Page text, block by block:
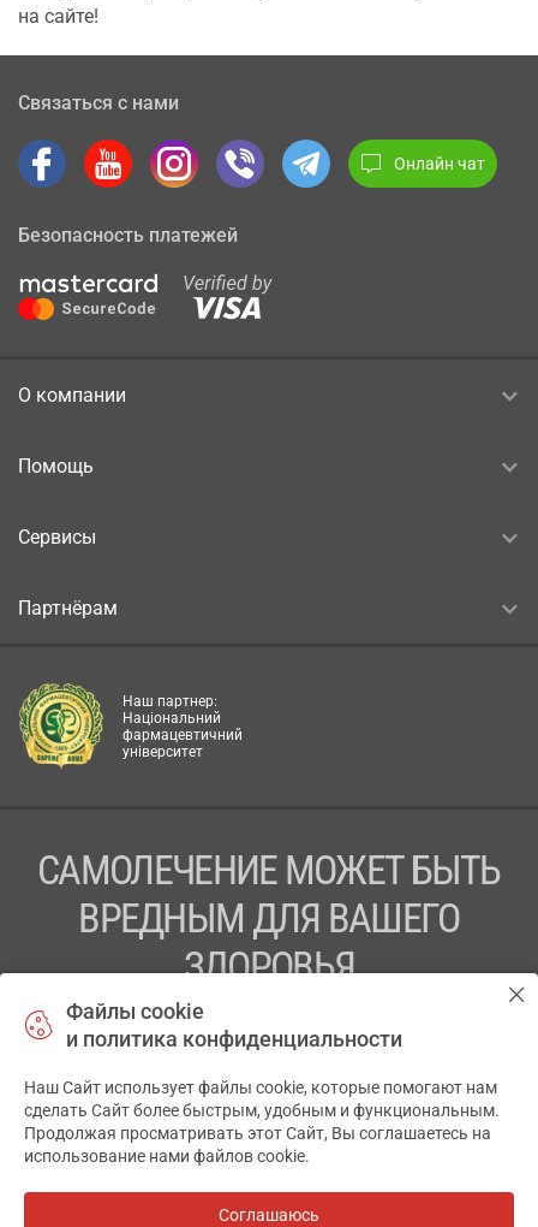
на сайте!
Связаться с нами
Онлайн чат
Безопасность платежей
О компании
Помощь
Сервисы
Партнёрам
Наш партнер:
Національний
фармацевтичний
університет
САМОЛЕЧЕНИЕ МОЖЕТ БЫТЬ
ВРЕДНЫМ ДЛЯ ВАШЕГО
ЗДОРОВЬЯ
ПЕРЕД ПРИМЕНЕНИЕМ ПРЕПАРАТА
ПРОКОНСУЛЬТИРУЙТЕСЬ С ВРАЧОМ
ТОВ «АПТЕКА 911.ЮА» Код ЄДРПОУ 43631965.
Отказ от ответственности
АПТЕКА911.ЮА
Файлы cookie
и политика конфиденциальности
Наш Сайт использует файлы cookie, которые помогают нам
сделать Сайт более быстрым, удобным и функциональным.
Продолжая просматривать этот Сайт, Вы соглашаетесь на
использование нами файлов cookie.
Соглашаюсь
✕